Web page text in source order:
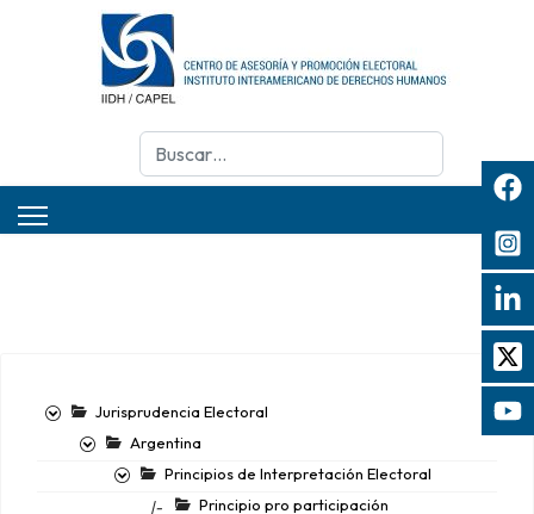
Buscar
Jurisprudencia Electoral
Argentina
Principios de Interpretación Electoral
|-
Principio pro participación